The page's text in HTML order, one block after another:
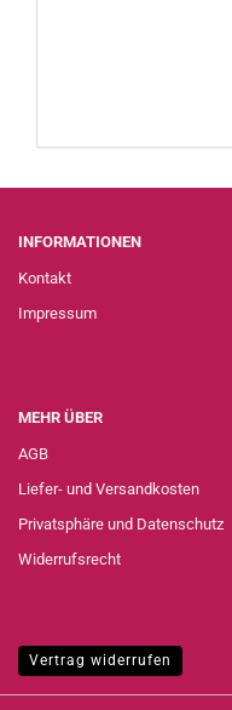
INFORMATIONEN
Kontakt
Impressum
MEHR ÜBER
AGB
Liefer- und Versandkosten
Privatsphäre und Datenschutz
Widerrufsrecht
Vertrag widerrufen